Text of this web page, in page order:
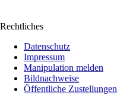
Rechtliches
Datenschutz
Impressum
Manipulation melden
Bildnachweise
Öffentliche Zustellungen